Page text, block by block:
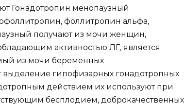
Гонадотропин менопаузный
фоллитропин альфа,
получают из мочи женщин,
активностью ЛГ, является
из мочи беременных
гипофизарных гонадотропных
действием их используют при
бесплодием, доброкачественных